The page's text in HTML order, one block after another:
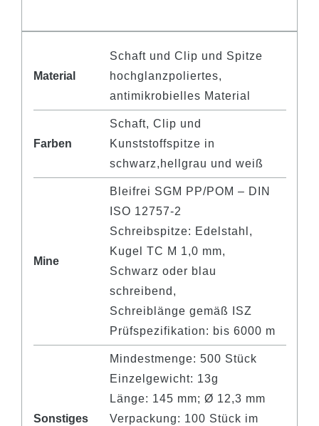
Material
Schaft und Clip und Spitze
hochglanzpoliertes,
antimikrobielles Material
Farben
Schaft, Clip und
Kunststoffspitze in
schwarz,hellgrau und weiß
Mine
Bleifrei SGM PP/POM – DIN
ISO 12757-2
Schreibspitze: Edelstahl,
Kugel TC M 1,0 mm,
Schwarz oder blau
schreibend,
Schreiblänge gemäß ISZ
Prüfspezifikation: bis 6000 m
Sonstiges
Mindestmenge: 500 Stück
Einzelgewicht: 13g
Länge: 145 mm; Ø 12,3 mm
Verpackung: 100 Stück im